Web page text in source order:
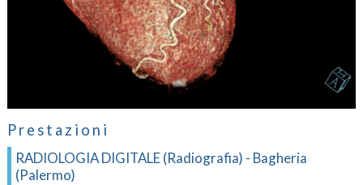
Prestazioni
RADIOLOGIA DIGITALE (Radiografia) - Bagheria
(Palermo)